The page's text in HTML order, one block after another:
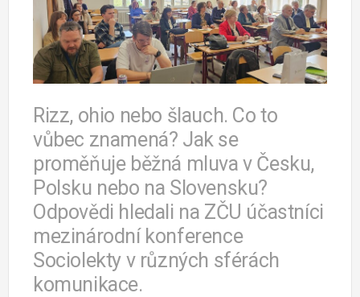
Rizz, ohio nebo šlauch. Co to
vůbec znamená? Jak se
proměňuje běžná mluva v Česku,
Polsku nebo na Slovensku?
Odpovědi hledali na ZČU účastníci
mezinárodní konference
Sociolekty v různých sférách
komunikace.